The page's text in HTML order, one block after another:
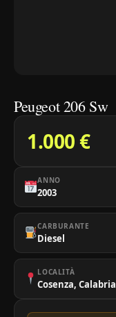
Peugeot 206 Sw
1.000 €
ANNO
2003
CARBURANTE
Diesel
LOCALITÀ
Cosenza, Calabria